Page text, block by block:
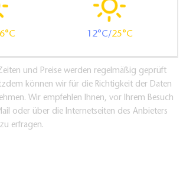
12 25
und Preise werden regelmäßig geprüft
können wir für die Richtigkeit der Daten
Wir empfehlen Ihnen, vor Ihrem Besuch
oder über die Internetseiten des Anbieters
erfragen.